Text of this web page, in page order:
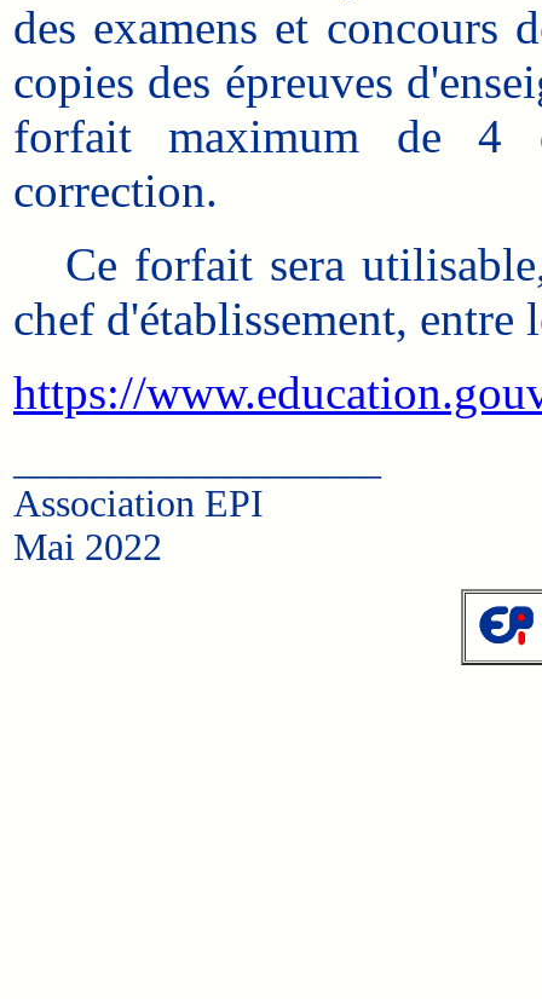
des examens et concours
copies des épreuves
forfait maximum de 4
correction.
Ce forfait sera
chef d'établissement,
https://
Association EPI
Mai 2022